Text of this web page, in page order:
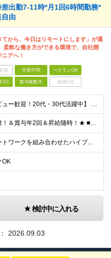
出勤7-11時*月1回6時間勤務*
自由
てから、今日はリモートにします」が通
柔軟な働き方ができる環境で、自社開
アへ！
迎 学歴不問 ベテランOK
2日 賞与複数月 面接1回
【自社開発デビュー歓迎！20代・30代活躍中】 ★経験浅めの方も大歓迎！ ★保守、運用、テスターの方も歓迎！ ★歯科医療の専門知識は不要！ ■学歴不問 ■ITに関する何らかの経験・知識のある方 ★求
★前職給与考慮！＆賞与年2回＆昇給随時！★ ■月給29万円～42万円＋賞与年2回＋交通費 ※前職の給与やスキルを考慮し決定します ※固定残業代（月45時間分／7万7,000円～11万1,000円）を
★出社とリモートワークを組み合わせたハイブリッド勤務！ ★幡ヶ谷駅から徒歩1分！ 【本社】 東京都渋谷区幡ヶ谷1-34-14 宝ビル3F ※(変更の範囲)上記を除く当社関連勤務地
OK
検討中に入れる
2026.09.03